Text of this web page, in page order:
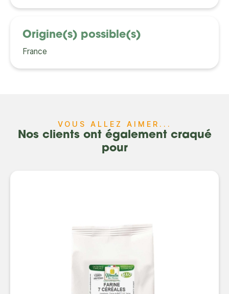
Origine(s) possible(s)
France
VOUS ALLEZ AIMER...
Nos clients ont également craqué
pour